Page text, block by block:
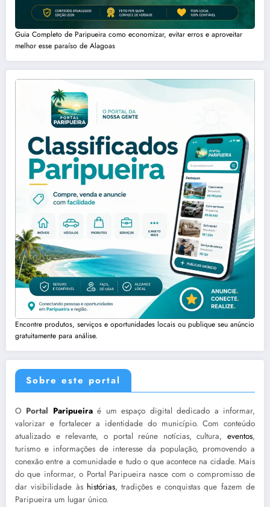
Guia Completo de Paripueira como economizar, evitar erros e aproveitar
melhor esse paraíso de Alagoas
Encontre produtos, serviços e oportunidades locais ou publique seu anúncio
gratuitamente para análise.
Sobre este portal
O Portal Paripueiraé um espaço digital dedicado a informar,
valorizar e fortalecer a identidade do município. Com conteúdo
atualizado e relevante, o portal reúne notícias, cultura, eventos,
turismo e informações de interesse da população, promovendo a
conexão entre a comunidade e tudo o que acontece na cidade. Mais
do que informar, o Portal Paripueira nasce com o compromisso de
dar visibilidade às histórias, tradições e conquistas que fazem de
Paripueira um lugar único.